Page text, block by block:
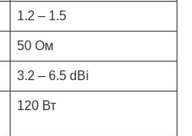
1.2 – 1.5
50 Ом
3.2 – 6.5 dBi
120 Вт